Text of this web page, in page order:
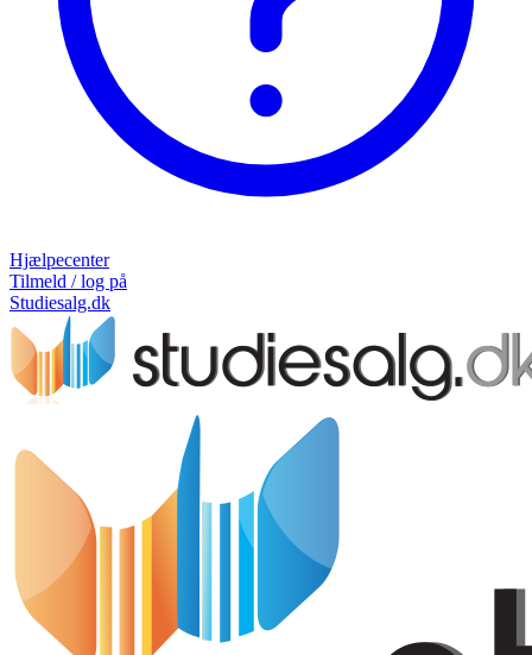
Hjælpecenter
Tilmeld / log på
Studiesalg.dk